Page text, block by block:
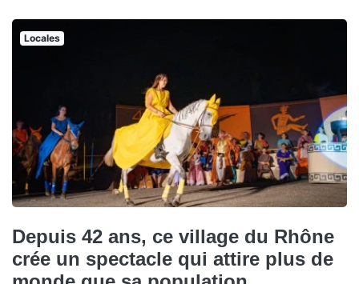
Locales
Depuis 42 ans, ce village du Rhône
crée un spectacle qui attire plus de